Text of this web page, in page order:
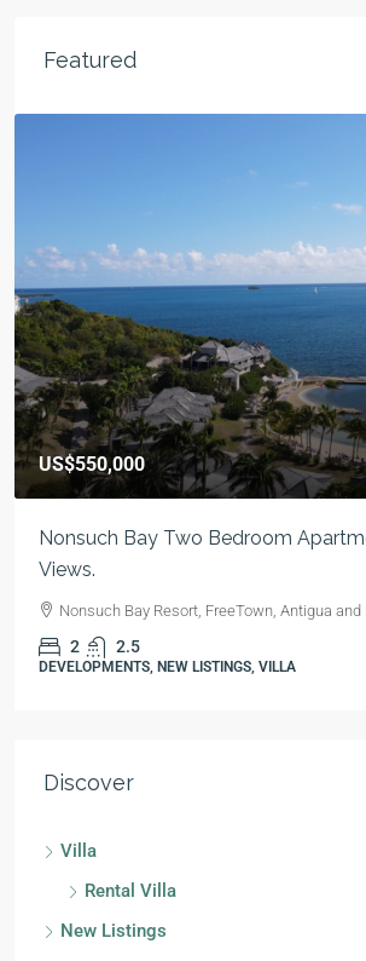
Featured
US$550,000
Nonsuch Bay Two Bedroom
Views.
Nonsuch Bay Resort, FreeTown, Antigua and
2 2.5
DEVELOPMENTS, NEW LISTINGS, VILLA
Discover
Villa
Rental Villa
New Listings